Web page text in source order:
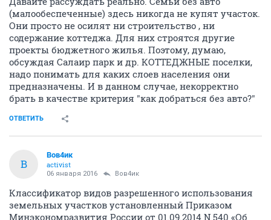
(малообеспеченные) здесь никогда не купят участок.
Они просто не осилят ни строительство , ни
содержание коттеджа. Для них строятся другие
проекты бюджетного жилья. Поэтому, думаю,
обсуждая Салаир парк и др. КОТТЕДЖНЫЕ поселки,
надо понимать для каких слоев населения они
предназначены. И в данном случае, некорректно
брать в качестве критерия "как добраться без авто?"
ОТВЕТИТЬ
В
Вов4ик
activist
06 января 2016 Вов4ик
Классификатор видов разрешенного использования
земельных участков установленный Приказом
Минэкономразвития России от 01.09.2014 N 540 «Об